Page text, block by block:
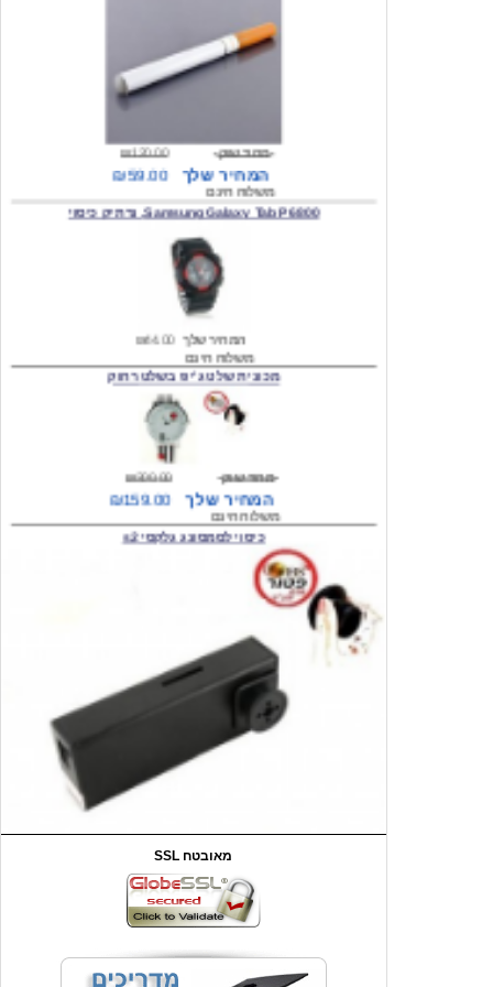
₪120.00
משלוח חינם
Samsung Galaxy Tab P6800, נרתיק כיסוי
המחיר שלך
משלוח חינם
₪300.00 מחיר שוק
₪159.00
כיסוי לסמסונג גלקסי s2
₪59.00
₪90.00 מחיר שוק
₪44.00 המחיר שלך
SSL מאובטח